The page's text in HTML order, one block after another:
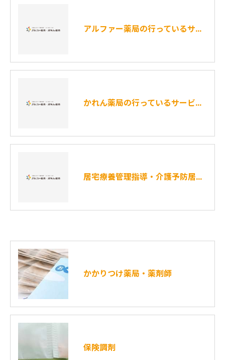
アルファー薬局の行っているサービス内容について
かれん薬局の行っているサービス内容について
居宅療養管理指導・介護予防居宅療養管理指導に関する重要事項
かかりつけ薬局・薬剤師
保険調剤